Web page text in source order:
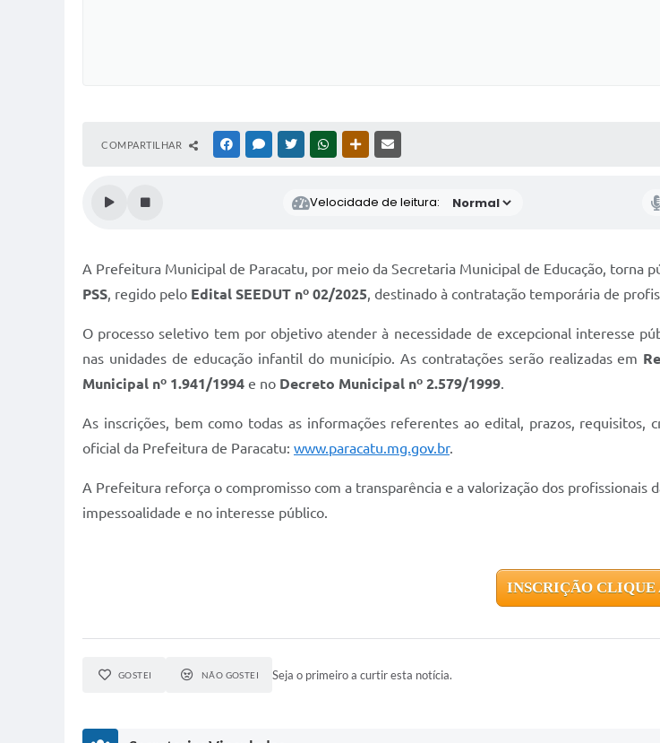
COMPARTILHAR FACEBOOKMESSENGER
TWITTERWHATSAPPOUTRAS MÍDIAS
Velocidade de leitura:
A Prefeitura Municipal de Paracatu, por meio da Secretaria Municipal de Educação, torna
PSS, regido pelo Edital SEEDUT nº 02/2025, destinado à contratação temporária de
O processo seletivo tem por objetivo atender à necessidade de excepcional interesse
nas unidades de educação infantil do município. As contratações serão realizadas em
Municipal nº 1.941/1994 e no Decreto Municipal nº 2.579/1999.
As inscrições, bem como todas as informações referentes ao edital, prazos, requisitos,
oficial da Prefeitura de Paracatu: www.paracatu.mg.gov.br.
A Prefeitura reforça o compromisso com a transparência e a valorização dos
impessoalidade e no interesse público.
INSCRIÇÃO CLIQUE
GOSTEI NÃO GOSTEI Seja o primeiro a curtir esta notícia.